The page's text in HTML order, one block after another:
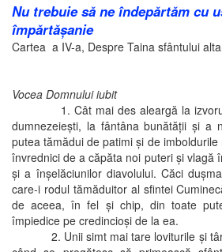
Nu trebuie să ne îndepărtăm cu
împărtăşanie
Cartea a IV-a, Despre Taina sfântului
Vocea Domnului iubit
1. Cât mai des aleargă la izvorul
dumnezeieşti, la fântâna bunătăţii şi a
putea tămădui de patimi şi de
învrednici de a căpăta noi puteri şi vlagă
şi a înşelăciunilor diavolului. Căci
care-i rodul tămăduitor al sfintei
de aceea, în fel şi chip, din toate
împiedice pe credincioşi de la ea.
2. Unii simt mai tare loviturile şi